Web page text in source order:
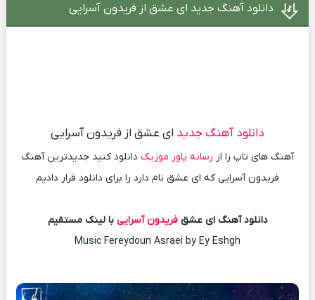
دانلود آهنگ جدید ای عشق از فریدون آسرایی
دانلود آهنگ جدید ای عشق از فریدون آسرایی
آهنگ های تاپ را از رسانه پاور موزیک دانلود کنید جدیدترین آهنگ
فریدون آسرایی که ای عشق نام دارد را برای دانلود قرار دادیم
دانلود آهنگ ای عشقفریدون آسراییبا لینک مستقیم
Music Fereydoun Asraei by Ey Eshgh